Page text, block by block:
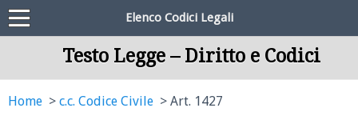
Elenco Codici Legali
Testo Legge – Diritto e Codici
Home c.c. Codice Civile Art. 1427